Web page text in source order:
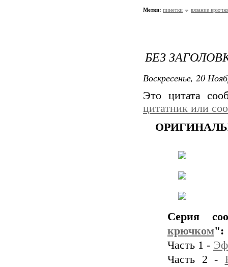
Метки: пинетки вязание
БЕЗ
Воскресенье, 20
Это цитата
цитатник или
Серия
крючком":
Часть 1 -
Часть 2 -